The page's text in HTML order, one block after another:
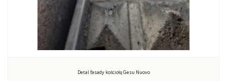
Detal fasady kościołą Gesu Nuovo